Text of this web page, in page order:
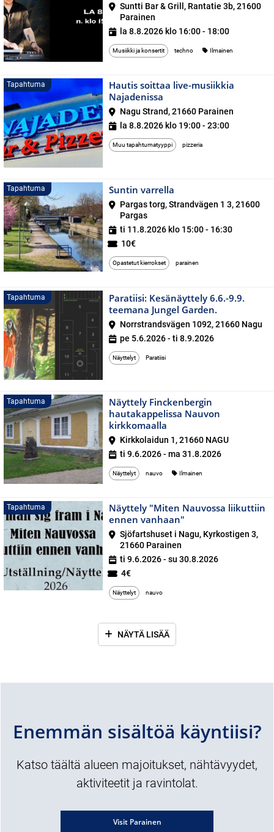
Suntti Bar & Grill, Rantatie 3b, 21600
Parainen
la 8.8.2026 klo 16:00 - 18:00
Musiikki ja konsertit techno Ilmainen
Tapahtuma
Hautis soittaa live-musiikkia
Najadenissa
Nagu Strand, 21660 Parainen
la 8.8.2026 klo 19:00 - 23:00
Muu tapahtumatyyppi pizzeria
Tapahtuma Suntin varrella
Pargas torg, Strandvägen 1 3, 21600
Pargas
ti 11.8.2026 klo 15:00 - 16:30
10€
Opastetut kierrokset parainen
Tapahtuma
Paratiisi: Kesänäyttely 6.6.-9.9.
teemana Jungel Garden.
Norrstrandsvägen 1092, 21660 Nagu
pe 5.6.2026 - ti 8.9.2026
Näyttelyt Paratiisi
Tapahtuma
Näyttely Finckenbergin
hautakappelissa Nauvon
kirkkomaalla
Kirkkolaidun 1, 21660 NAGU
ti 9.6.2026 - ma 31.8.2026
Näyttelyt nauvo Ilmainen
Tapahtuma
Näyttely "Miten Nauvossa liikuttiin
ennen vanhaan"
Sjöfartshuset i Nagu, Kyrkostigen 3,
21660 Parainen
ti 9.6.2026 - su 30.8.2026
4€
Näyttelyt nauvo
NÄYTÄ LISÄÄ
Enemmän sisältöä käyntiisi?
Katso täältä alueen majoitukset, nähtävyydet,
aktiviteetit ja ravintolat.
Visit Parainen